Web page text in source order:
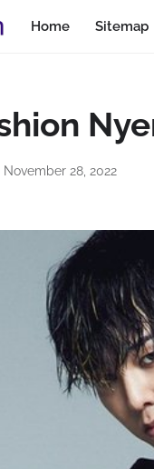
Home Sitemap
November 28, 2022